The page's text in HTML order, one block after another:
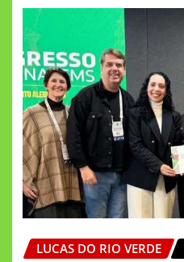
LUCAS DO RIO VERDE